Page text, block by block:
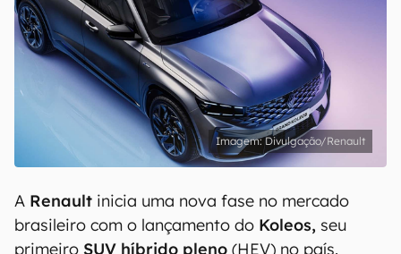
Divulgação/Renault
A Renault inicia uma nova fase no mercado
brasileiro com o lançamento do Koleos, seu
primeiro SUV híbrido pleno (HEV) no país.